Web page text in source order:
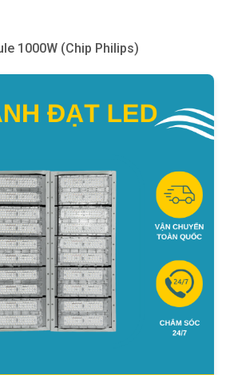
1000W (Chip Philips)